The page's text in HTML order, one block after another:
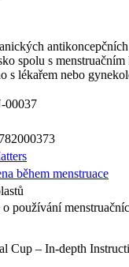
spolu s
s lékařem nebo
00037
během menstruace
používání
Cup – In-depth